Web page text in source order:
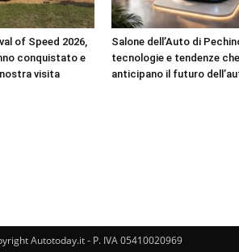
of Speed 2026,
conquistato e
visita
Salone dell’Auto di
tecnologie e tendenze che
anticipano il futuro
Autotoday.it - P. IVA 05410020969